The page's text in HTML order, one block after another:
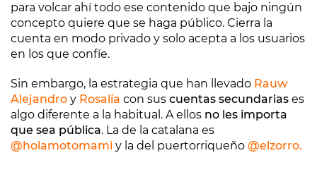
para volcar ahí todo ese contenido que bajo ningún
concepto quiere que se haga público. Cierra la
cuenta en modo privado y solo acepta a los usuarios
en los que confíe.
Sin embargo, la estrategia que han llevado Rauw
Alejandro y Rosalía con sus cuentas secundarias es
algo diferente a la habitual. A ellos no les importa
que sea pública. La de la catalana es
@holamotomami y la del puertorriqueño @elzorro.